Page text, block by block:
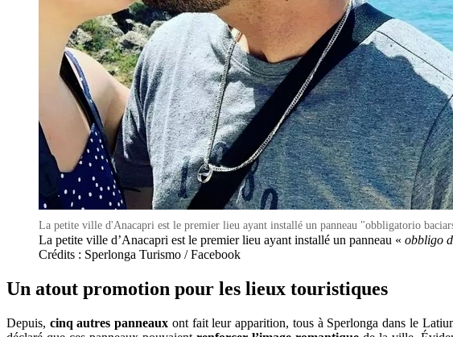
La petite ville d'Anacapri est le premier lieu ayant installé un panneau "obbligatorio
La petite ville d’Anacapri est le premier lieu ayant installé un panneau « obbligo
Crédits : Sperlonga Turismo / Facebook
Un atout promotion pour les lieux touristiques
Depuis, cinq autres panneaux ont fait leur apparition, tous à Sperlonga dans le